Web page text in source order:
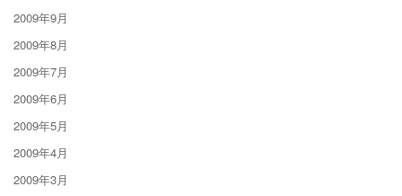
2009年9月
2009年8月
2009年7月
2009年6月
2009年5月
2009年4月
2009年3月